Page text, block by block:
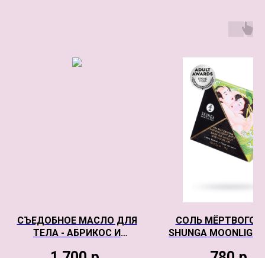
СЪЕДОБНОЕ МАСЛО ДЛЯ
ТЕЛА - АБРИКОС И
СОЛЬ МЁРТВОГО
SHUNGA